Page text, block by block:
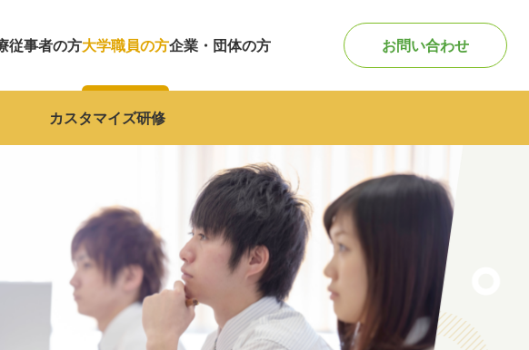
従事者の方大学職員の方企業・団体の方 お問い合わせ
カスタマイズ研修